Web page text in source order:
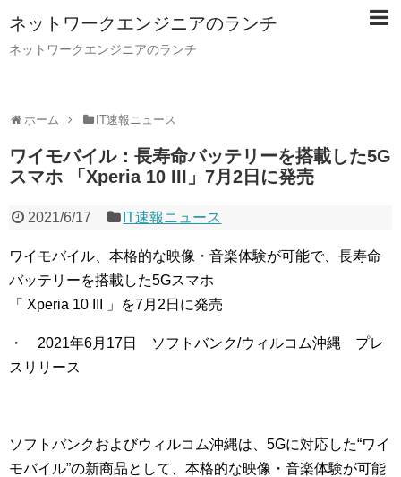
ネットワークエンジニアのランチ
ネットワークエンジニアのランチ
ホーム IT速報ニュース
ワイモバイル：長寿命バッテリーを搭載した5G
スマホ 「Xperia 10 III」7月2日に発売
2021/6/17 IT速報ニュース
ワイモバイル、本格的な映像・音楽体験が可能で、長寿命
バッテリーを搭載した5Gスマホ
「 Xperia 10 III 」を7月2日に発売
・ 2021年6月17日 ソフトバンク/ウィルコム沖縄 プレ
スリリース
ソフトバンクおよびウィルコム沖縄は、5Gに対応した“ワイ
モバイル”の新商品として、本格的な映像・音楽体験が可能